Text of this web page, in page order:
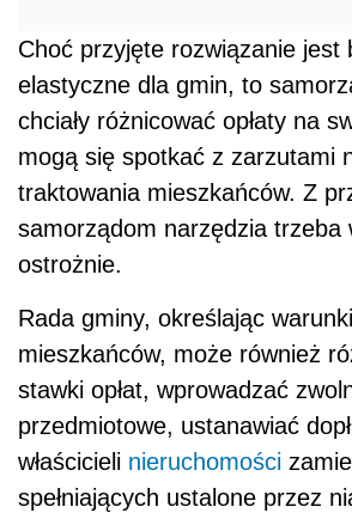
Choć przyjęte rozwiązanie jest
elastyczne dla gmin, to
chciały różnicować opłaty na
mogą się spotkać z zarzutami
traktowania mieszkańców. Z
samorządom narzędzia trzeba
ostrożnie.
Rada gminy, określając
mieszkańców, może również
stawki opłat, wprowadzać
przedmiotowe, ustanawiać
właścicieli nieruchomości
spełniających ustalone przez